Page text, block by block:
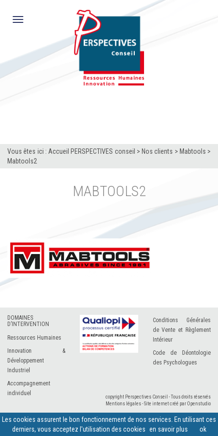
Toggle
Vous êtes ici : Accueil PERSPECTIVES conseil > Nos clients > Mabtools >
Mabtools2
MABTOOLS2
DOMAINES
D’INTERVENTION
Ressources Humaines
Innovation &
Développement
Industriel
Accompagnement
individuel
Conditions Générales
de Vente et Règlement
Intérieur
Code de Déontologie
des Psychologues
copyright Perspectives Conseil - Tous droits réservés
Mentions légales-Site internet créé par Openstudio
Les cookies assurent le bon fonctionnement de nos services. En utilisant ces
derniers, vous acceptez l'utilisation des cookies en savoir plus ok